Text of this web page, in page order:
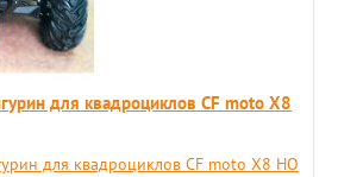
для квадроциклов CF moto X8
для квадроциклов CF moto X8 HO